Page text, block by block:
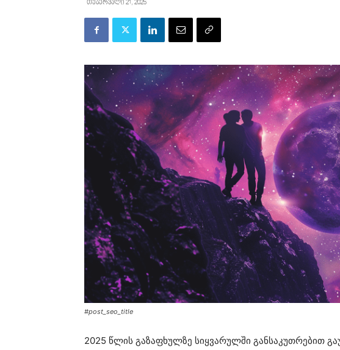
თებერვალი 21, 2025
#post_seo_title
2025 წლის გაზაფხულზე სიყვარულში განსაკუთრებით